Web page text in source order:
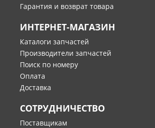
Гарантия и возврат товара
ИНТЕРНЕТ-МАГАЗИН
Каталоги запчастей
Производители запчастей
Поиск по номеру
Оплата
Доставка
СОТРУДНИЧЕСТВО
Поставщикам